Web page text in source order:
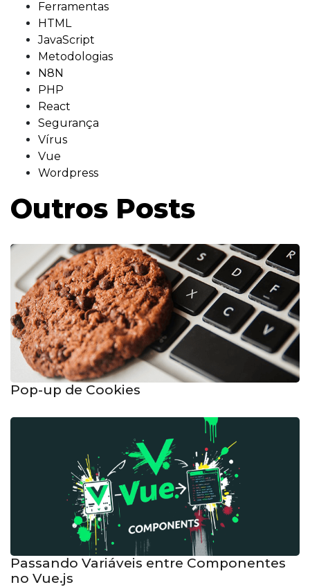
Ferramentas
HTML
JavaScript
Metodologias
N8N
PHP
React
Segurança
Vírus
Vue
Wordpress
Outros Posts
Pop-up de Cookies
Passando Variáveis entre Componentes
no Vue.js